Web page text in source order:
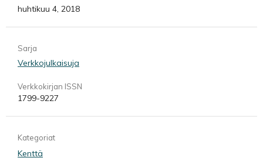
huhtikuu 4, 2018
Sarja
Verkkojulkaisuja
Verkkokirjan ISSN
1799-9227
Kategoriat
Kenttä